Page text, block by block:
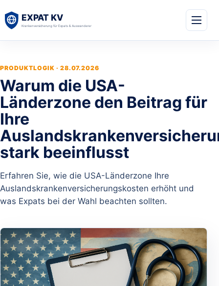
PRODUKTLOGIK · 28.07.2026
Warum die USA-
Länderzone den Beitrag für
Ihre
stark beeinflusst
Erfahren Sie, wie die USA-Länderzone Ihre
Auslandskrankenversicherungskosten erhöht und
was Expats bei der Wahl beachten sollten.